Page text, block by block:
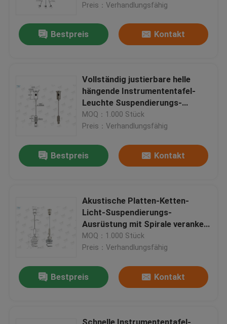
Preis：Verhandlungsfähig
Bestpreis Kontakt
Vollständig justierbare helle
hängende Instrumententafel-
Leuchte Suspendierungs-
Ausrüstung der Ausrüstungs-
LED
MOQ：1.000 Stück
Preis：Verhandlungsfähig
Bestpreis Kontakt
Akustische Platten-Ketten-
Licht-Suspendierungs-
Ausrüstung mit Spirale verankert
Edelstahl
MOQ：1.000 Stück
Preis：Verhandlungsfähig
Bestpreis Kontakt